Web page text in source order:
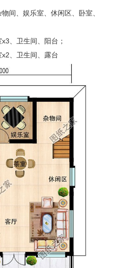
间、娱乐室、休闲区、卧室、
x3 、卫生间、阳台；
x2 、卫生间、露台